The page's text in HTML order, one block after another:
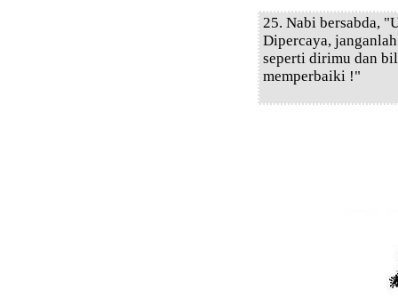
25. Nabi bersabda,
Dipercaya,
seperti dirimu dan
memperbaiki !"